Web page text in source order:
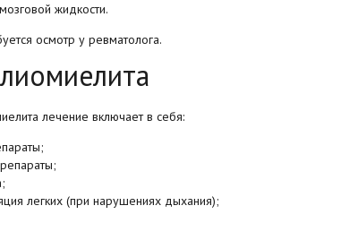
жидкости.
осмотр у ревматолога.
лечение включает в себя:
легких (при нарушениях дыхания);